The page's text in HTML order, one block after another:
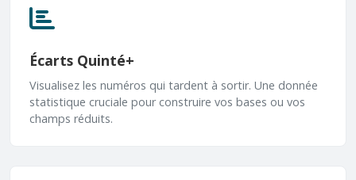
Écarts Quinté+
Visualisez les numéros qui tardent à sortir. Une donnée
statistique cruciale pour construire vos bases ou vos
champs réduits.